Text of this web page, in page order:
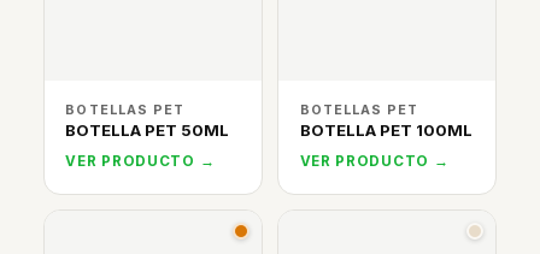
BOTELLAS PET
BOTELLA PET 50ML
VER PRODUCTO →
BOTELLAS PET
BOTELLA PET 100ML
VER PRODUCTO →